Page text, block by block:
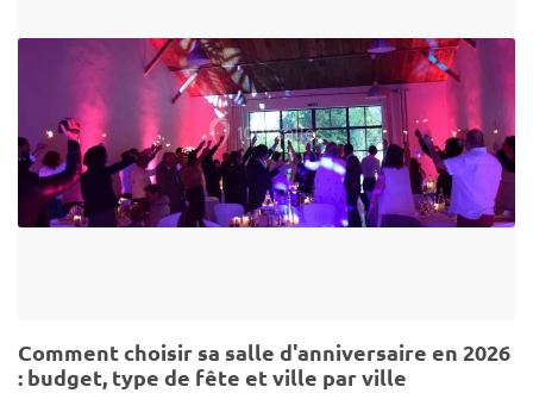
Comment choisir sa salle d'anniversaire en 2026
: budget, type de fête et ville par ville